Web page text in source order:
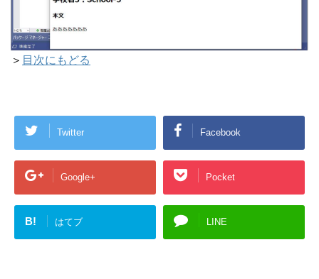
＞ 目次にもどる
Twitter Facebook
Google+ Pocket
B! はてブ LINE